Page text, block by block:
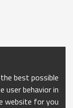
best possible
user behavior in
website for you.